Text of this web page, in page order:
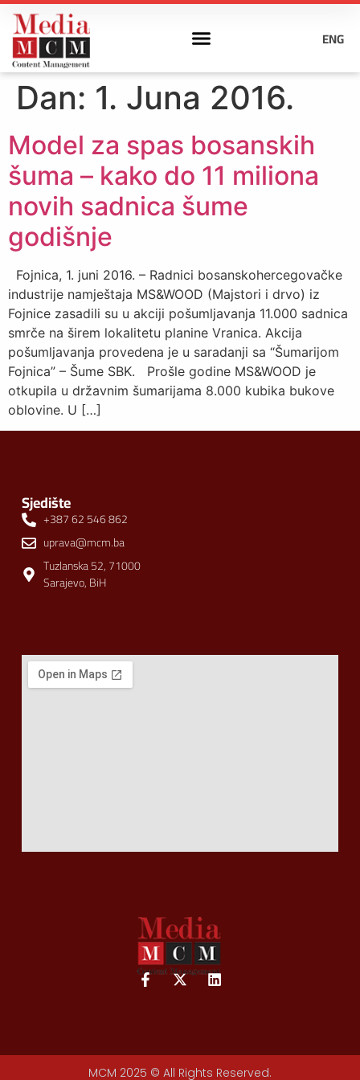
ENG
Dan: 1. Juna 2016.
Model za spas bosanskih
šuma – kako do 11 miliona
novih sadnica šume
godišnje
Fojnica, 1. juni 2016. – Radnici bosanskohercegovačke
industrije namještaja MS&WOOD (Majstori i drvo) iz
Fojnice zasadili su u akciji pošumljavanja 11.000 sadnica
smrče na širem lokalitetu planine Vranica. Akcija
pošumljavanja provedena je u saradanji sa “Šumarijom
Fojnica” – Šume SBK. Prošle godine MS&WOOD je
otkupila u državnim šumarijama 8.000 kubika bukove
oblovine. U […]
Sjedište
+387 62 546 862
uprava@mcm.ba
Tuzlanska 52, 71000
Sarajevo, BiH
MCM 2025 © All Rights Reserved.